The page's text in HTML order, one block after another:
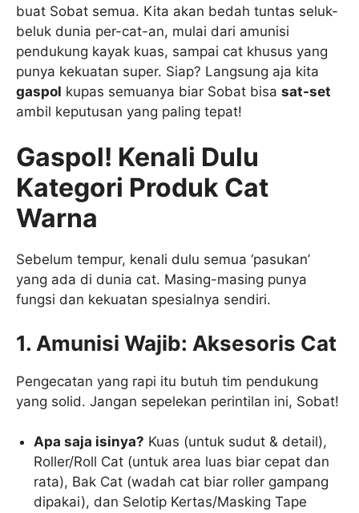
buat Sobat semua. Kita akan bedah tuntas seluk-
beluk dunia per-cat-an, mulai dari amunisi
pendukung kayak kuas, sampai cat khusus yang
punya kekuatan super. Siap? Langsung aja kita
gaspol kupas semuanya biar Sobat bisa sat-set
ambil keputusan yang paling tepat!
Gaspol! Kenali Dulu
Kategori Produk Cat
Warna
Sebelum tempur, kenali dulu semua ‘pasukan’
yang ada di dunia cat. Masing-masing punya
fungsi dan kekuatan spesialnya sendiri.
1. Amunisi Wajib: Aksesoris Cat
Pengecatan yang rapi itu butuh tim pendukung
yang solid. Jangan sepelekan perintilan ini, Sobat!
Apa saja isinya? Kuas (untuk sudut & detail),
Roller/Roll Cat (untuk area luas biar cepat dan
rata), Bak Cat (wadah cat biar roller gampang
dipakai), dan Selotip Kertas/Masking Tape